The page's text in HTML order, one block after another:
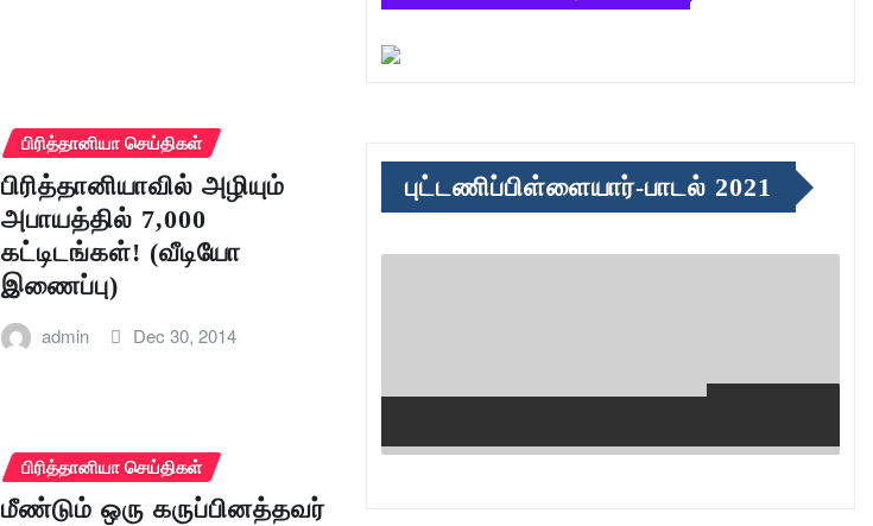
பிரித்தானியா செய்திகள்
பிரித்தானியாவில் அழியும்
அபாயத்தில் 7,000
கட்டிடங்கள்! (வீடியோ
இணைப்பு)
admin Dec 30, 2014
பிரித்தானியா செய்திகள்
மீண்டும் ஒரு கருப்பினத்தவர்
புட்டணிப்பிள்ளையார்-பாடல் 2021